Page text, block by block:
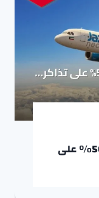
طيران الجزيرة يعلن عن خصم 50% على